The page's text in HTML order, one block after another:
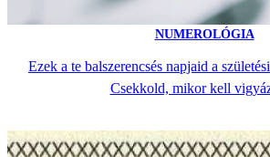
NUMEROLÓGIA
Ezek a te balszerencsés napjaid a
Csekkold, mikor kell